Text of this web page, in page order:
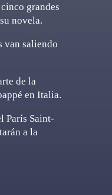
grandes
novela.
van saliendo
de la
en Italia.
París Saint-
a la